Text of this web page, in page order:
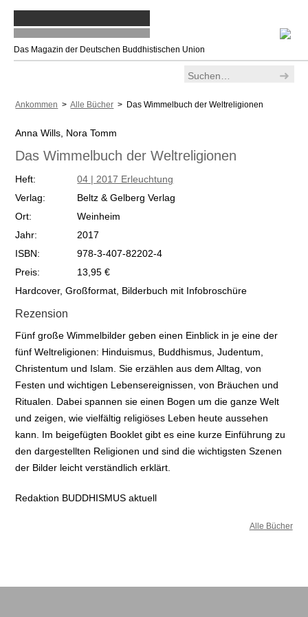
Das Magazin der Deutschen Buddhistischen Union
Ankommen >Alle Bücher > Das Wimmelbuch der Weltreligionen
Anna Wills, Nora Tomm
Das Wimmelbuch der Weltreligionen
Heft:
04 | 2017 Erleuchtung
Verlag:
Beltz & Gelberg Verlag
Ort:
Weinheim
Jahr:
2017
ISBN:
978-3-407-82202-4
Preis:
13,95 €
Hardcover, Großformat, Bilderbuch mit Infobroschüre
Rezension
Fünf große Wimmelbilder geben einen Einblick in je eine der
fünf Weltreligionen: Hinduismus, Buddhismus, Judentum,
Christentum und Islam. Sie erzählen aus dem Alltag, von
Festen und wichtigen Lebensereignissen, von Bräuchen und
Ritualen. Dabei spannen sie einen Bogen um die ganze Welt
und zeigen, wie vielfältig religiöses Leben heute aussehen
kann. Im beigefügten Booklet gibt es eine kurze Einführung zu
den dargestellten Religionen und sind die wichtigsten Szenen
der Bilder leicht verständlich erklärt.
Redaktion BUDDHISMUS aktuell
Alle Bücher